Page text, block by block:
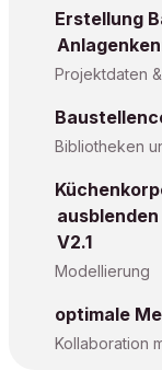
Erstellung
Projektdaten
Bibliotheken
V2.1
Modellierung
optimale
Kollaboration